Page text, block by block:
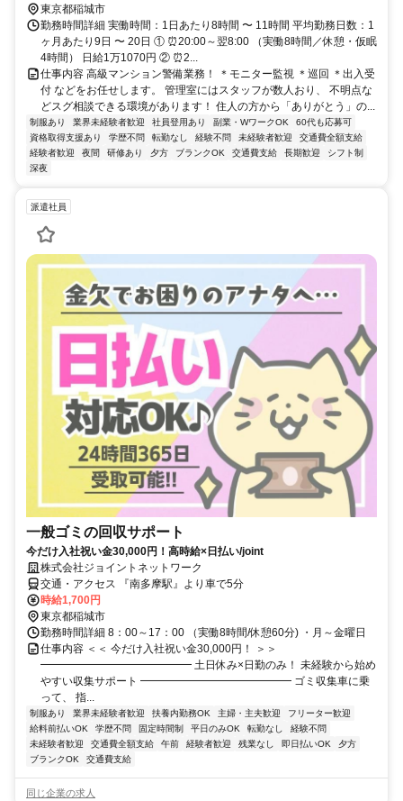
東京都稲城市
勤務時間詳細 実働時間：1日あたり8時間 〜 11時間 平均勤務日数：1
ヶ月あたり9日 〜 20日 ① ⏰20:00～翌8:00 （実働8時間／休憩・仮眠
4時間） 日給1万1070円 ② ⏰2...
仕事内容 高級マンション警備業務！ ＊モニター監視 ＊巡回 ＊出入受
付 などをお任せします。 管理室にはスタッフが数人おり、 不明点な
どスグ相談できる環境があります！ 住人の方から「ありがとう」の...
制服あり 業界未経験者歓迎 社員登用あり 副業・WワークOK
60代も応募可
資格取得支援あり
学歴不問 転勤なし 経験不問 未経験者歓迎
交通費全額支給
経験者歓迎
夜間 研修あり 夕方 ブランクOK 交通費支給 長期歓迎
シフト制
深夜
派遣社員
一般ゴミの回収サポート
今だけ入社祝い金30,000円！高時給×日払い/joint
株式会社ジョイントネットワーク
交通・アクセス 『南多摩駅』より車で5分
時給1,700円
東京都稲城市
勤務時間詳細 8：00～17：00 （実働8時間/休憩60分) ・月～金曜日
仕事内容 ＜＜ 今だけ入社祝い金30,000円！ ＞＞
━━━━━━━━━━━━━━ 土日休み×日勤のみ！ 未経験から始め
やすい収集サポート ━━━━━━━━━━━━━━ ゴミ収集車に乗
って、 指...
制服あり 業界未経験者歓迎 扶養内勤務OK 主婦・主夫歓迎
フリーター歓迎
給料前払いOK
学歴不問 固定時間制 平日のみOK 転勤なし
経験不問
未経験者歓迎
交通費全額支給 午前 経験者歓迎 残業なし 即日払いOK
夕方
ブランクOK
交通費支給
同じ企業の求人